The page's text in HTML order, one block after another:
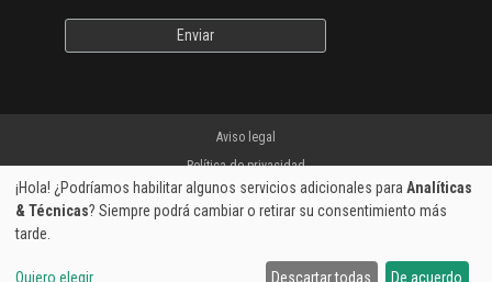
Aviso legal
Política de privacidad
Envíos y devoluciones
¡Hola! ¿Podríamos habilitar algunos servicios adicionales para Analíticas
& Técnicas? Siempre podrá cambiar o retirar su consentimiento más
tarde.
Quiero elegir Descartar todas De acuerdo